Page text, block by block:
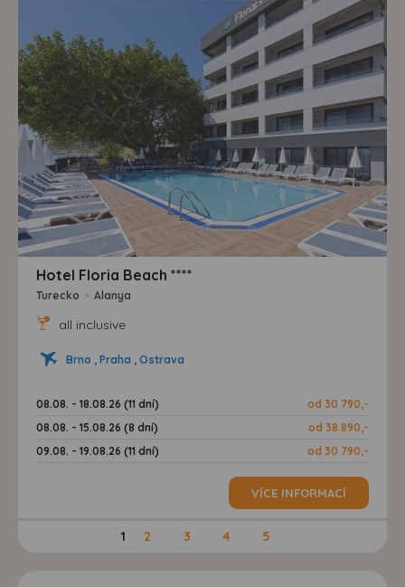
Hotel Floria Beach ****
Turecko > Alanya
all inclusive
Brno , Praha , Ostrava
08.08. - 18.08.26 (11 dní)
od 30 790,-
08.08. - 15.08.26 (8 dní)
od 38 890,-
09.08. - 19.08.26 (11 dní)
od 30 790,-
VÍCE INFORMACÍ
1 2 3 4 5